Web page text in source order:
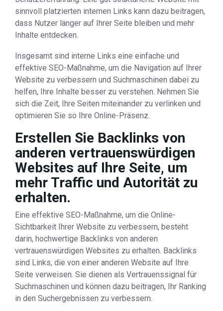
sinnvoll platzierten internen Links kann dazu beitragen,
dass Nutzer länger auf Ihrer Seite bleiben und mehr
Inhalte entdecken.
Insgesamt sind interne Links eine einfache und
effektive SEO-Maßnahme, um die Navigation auf Ihrer
Website zu verbessern und Suchmaschinen dabei zu
helfen, Ihre Inhalte besser zu verstehen. Nehmen Sie
sich die Zeit, Ihre Seiten miteinander zu verlinken und
optimieren Sie so Ihre Online-Präsenz.
Erstellen Sie Backlinks von
anderen vertrauenswürdigen
Websites auf Ihre Seite, um
mehr Traffic und Autorität zu
erhalten.
Eine effektive SEO-Maßnahme, um die Online-
Sichtbarkeit Ihrer Website zu verbessern, besteht
darin, hochwertige Backlinks von anderen
vertrauenswürdigen Websites zu erhalten. Backlinks
sind Links, die von einer anderen Website auf Ihre
Seite verweisen. Sie dienen als Vertrauenssignal für
Suchmaschinen und können dazu beitragen, Ihr Ranking
in den Suchergebnissen zu verbessern.